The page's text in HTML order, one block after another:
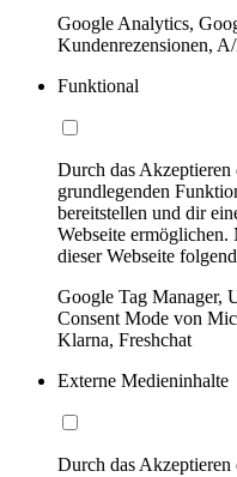
Google Analytics,
Kundenrezensionen,
Funktional
Durch das
grundlegenden
bereitstellen und dir
Webseite
dieser Webseite
Google Tag Manager,
Consent Mode von
Klarna, Freshchat
Externe Medieninhalte
Durch das